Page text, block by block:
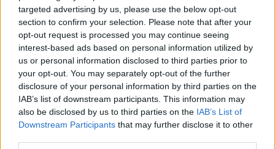
targeted advertising by us, please use the below opt-out
section to confirm your selection. Please note that after your
opt-out request is processed you may continue seeing
interest-based ads based on personal information utilized by
us or personal information disclosed to third parties prior to
your opt-out. You may separately opt-out of the further
disclosure of your personal information by third parties on the
IAB’s list of downstream participants. This information may
also be disclosed by us to third parties on the IAB’s List of
Downstream Participants that may further disclose it to other